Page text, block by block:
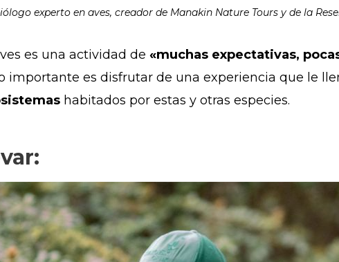
experto en aves, creador de Manakin Nature Tours y de la
es una actividad de «muchas expectativas,
importante es disfrutar de una experiencia que le
habitados por estas y otras especies.